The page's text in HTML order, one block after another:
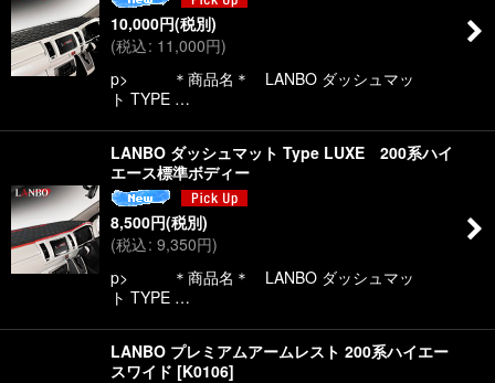
10,000円(税別)
(税込: 11,000円)
p> ＊商品名＊ LANBO ダッシュマッ
ト TYPE …
LANBO ダッシュマット Type LUXE 200系ハイ
エース標準ボディー
8,500円(税別)
(税込: 9,350円)
p> ＊商品名＊ LANBO ダッシュマッ
ト TYPE …
LANBO プレミアムアームレスト 200系ハイエー
スワイド [K0106]